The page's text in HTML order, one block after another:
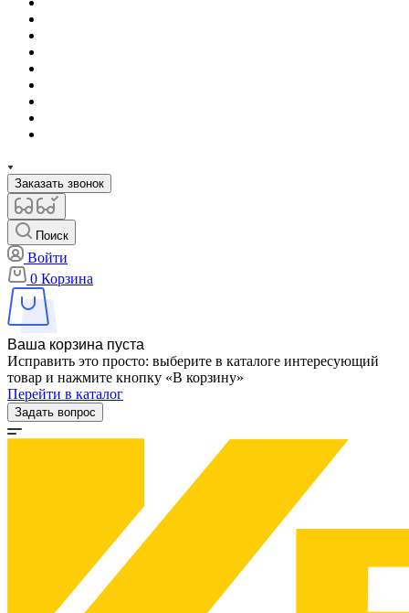
Заказать звонок
Поиск
Войти
0 Корзина
Ваша корзина пуста
Исправить это просто: выберите в каталоге интересующий
товар и нажмите кнопку «В корзину»
Перейти в каталог
Задать вопрос